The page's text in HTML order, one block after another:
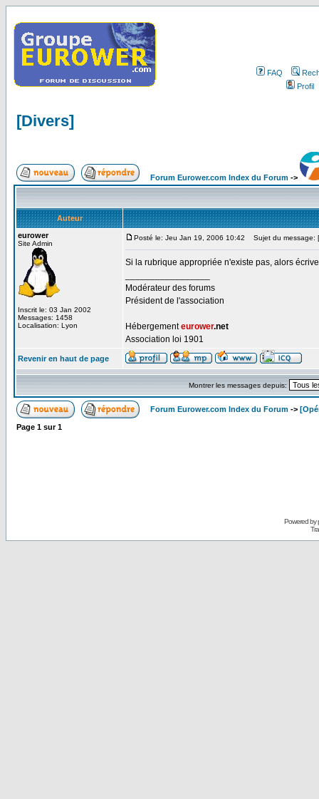
FAQ
Profil
[Divers]
Forum Eurower.com Index du Forum ->
Auteur
eurower
Site Admin
Inscrit le: 03 Jan 2002
Messages: 1458
Localisation: Lyon
Posté le: Jeu Jan 19, 2006 10:42 Sujet du message:
Si la rubrique appropriée n'existe pas, alors
Modérateur des forums
Président de l'association
Hébergementeurower.net
Association loi 1901
Revenir en haut de page
Montrer les messages depuis:
Forum Eurower.com Index du Forum ->
Page 1 sur1
Powered by